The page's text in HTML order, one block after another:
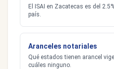
El ISAI en Zacatecas es del
país.
Aranceles notariales
Qué estados tienen arancel
cuáles ninguno.